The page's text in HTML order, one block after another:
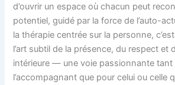
d’ouvrir un espace où chacun peut
potentiel, guidé par la force de l’auto-
la thérapie centrée sur la personne,
l’art subtil de la présence, du respect et
intérieure — une voie passionnante tant
l’accompagnant que pour celui ou celle